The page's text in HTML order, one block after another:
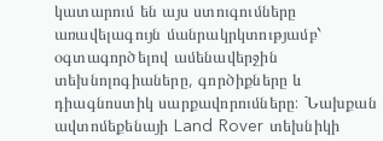
կատարում են այս ստուգումները
առավելագույն մանրակրկտությամբ՝
օգտագործելով ամենավերջին
տեխնոլոգիաները, գործիքները և
դիագնոստիկ սարքավորումները: Նախքան
ավտոմեքենայի Land Rover տեխնիկի